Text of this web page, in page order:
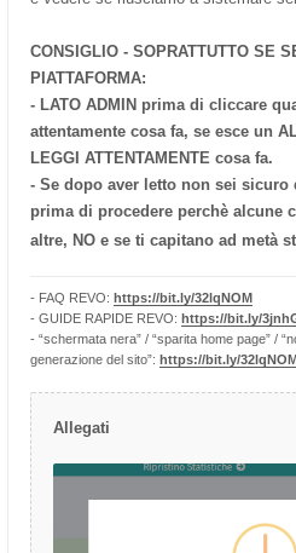
CONSIGLIO - SOPRATTUTTO SE
PIATTAFORMA:
- LATO ADMIN prima di cliccare
attentamente cosa fa, se esce un
LEGGI ATTENTAMENTE cosa fa.
- Se dopo aver letto non sei sicuro
prima di procedere perchè alcune
altre, NO e se ti capitano ad metà
- FAQ REVO: https://bit.ly/32lqNOM
- GUIDE RAPIDE REVO: https://bit.ly/
- “schermata nera” / “sparita home page” /
generazione del sito”: https://bit.ly/
Allegati